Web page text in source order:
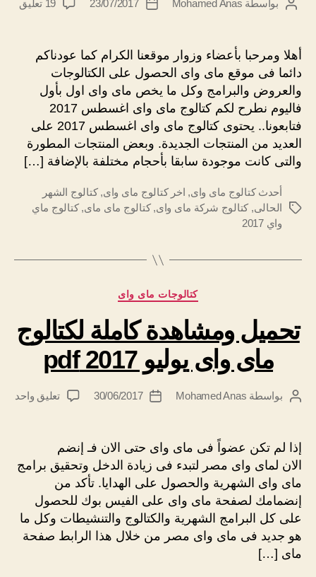
كاتببواسطة Mohamed Anas
تاريخ23/07/2017 19 تعليق
أهلا ومرحبا بأعضاء وزوار موقعنا الكرام كما عودناكم
دائما فى موقع ماى واى الحصول على الكتالوجات
والعروض والبرامج وكل ما يخص ماى واى اول بأول
فاليوم نطرح لكم كتالوج ماى واى اغسطس 2017
فتابعونا.. يحتوى كتالوج ماى واى اغسطس 2017 على
العديد من المنتجات الجديدة. وبعض المنتجات المطورة
والتى كانت موجودة سابقا بأحجام مختلفة بالإضافة […]
الوسوم
أحدث كتالوج ماى واى, اخر كتالوج ماى واى,كتالوج الشهر
الحالى, كتالوج شركة ماى واى,كتالوج ماى ماى,كتالوج ماي
واي 2017
التصنيفات
كتالوجات ماى واى
تحميل ومشاهدة كاملة لكتالوج
ماى واى يوليو 2017 pdf
كاتببواسطة Mohamed Anas
تاريخ30/06/2017 تعليق واحد
إذا لم تكن عضواً فى ماى واى حتى الان فـ إنضم
الان لماى واى مصر لتبدء فى زيادة الدخل وتحقيق برامج
ماى واى الشهرية والحصول على الهدايا. تأكد من
إنضمامك لصفحة ماى واى على الفيس بوك للحصول
على كل البرامج الشهرية والكتالوج والتنشيطات وكل ما
هو جديد فى ماى واى مصر من خلال هذا الرابط صفحة
ماى […]